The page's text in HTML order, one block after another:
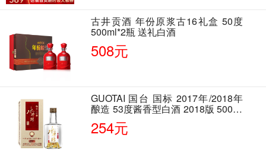
古井贡酒 年份原浆古16礼盒 50度
500ml*2瓶 送礼白酒
508元
GUOTAI 国台 国标 2017年/2018年
酿造 53度酱香型白酒 2018版 500ml
单瓶装
254元